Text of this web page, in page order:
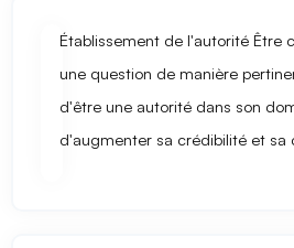
Établissement de l'autoritéÊtre
une question de manière
d'être une autorité dans son
d'augmenter sa crédibilité et sa